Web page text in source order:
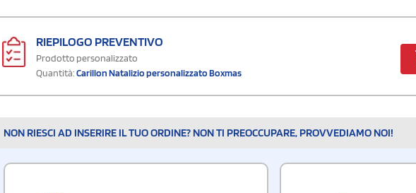
RIEPILOGO PREVENTIVO
Prodotto personalizzato
Quantità:Carillon Natalizio personalizzato Boxmas
NON RIESCI AD INSERIRE IL TUO ORDINE? NON TI PREOCCUPARE, PROVVEDIAMO NOI!